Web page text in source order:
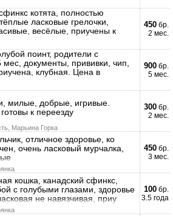
котята, полностью
ласковые грелочки,
весёлые, приучены к
450 бр.
2 мес.
поинт, родители с
мес, документы, прививки, чип,
клубная. Цена в
900 бр.
5 мес.
милые, добрые, игривые.
к переезду
Марьина Горка
300 бр.
2 мес.
отличное здоровье, ко
очень ласковый мурчалка,
450 бр.
3 мес.
кошка, канадский сфинкс,
с голубыми глазами, здоровье
не навязчивая, приу
100 бр.
3.5 года